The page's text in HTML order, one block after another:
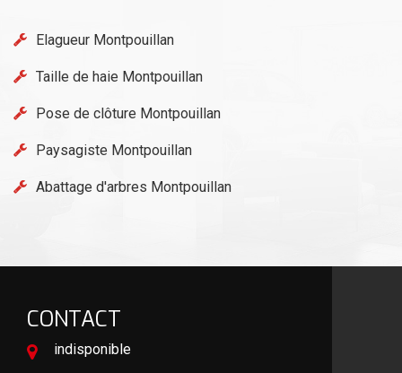
Elagueur Montpouillan
Taille de haie Montpouillan
Pose de clôture Montpouillan
Paysagiste Montpouillan
Abattage d'arbres Montpouillan
CONTACT
indisponible